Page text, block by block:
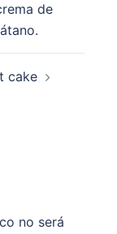
de
cake
no será